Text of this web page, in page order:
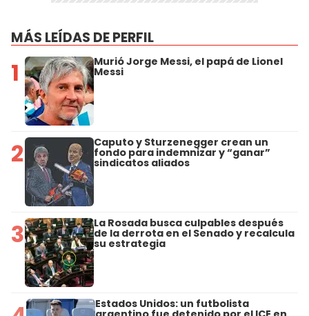
MÁS LEÍDAS DE PERFIL
1 Murió Jorge Messi, el papá de Lionel
Messi
2 Caputo y Sturzenegger crean un
fondo para indemnizar y “ganar”
sindicatos aliados
3 La Rosada busca culpables después
de la derrota en el Senado y recalcula
su estrategia
Estados Unidos: un futbolista